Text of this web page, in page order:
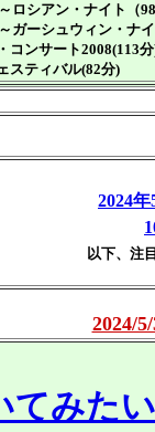
ロシアン・ナイト（
ガーシュウィン・ナ
ンサート2008(113
スティバル(82分)
2024
以下、注
2024/
てみたい